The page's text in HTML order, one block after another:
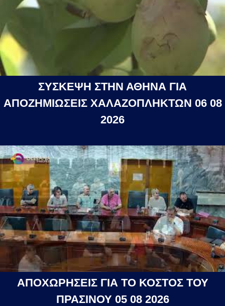
ΣΥΣΚΕΨΗ ΣΤΗΝ ΑΘΗΝΑ ΓΙΑ
ΑΠΟΖΗΜΙΩΣΕΙΣ ΧΑΛΑΖΟΠΛΗΚΤΩΝ 06 08
2026
ΑΠΟΧΩΡΗΣΕΙΣ ΓΙΑ ΤΟ ΚΟΣΤΟΣ ΤΟΥ
ΠΡΑΣΙΝΟΥ 05 08 2026